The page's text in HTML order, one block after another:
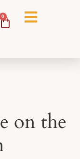
0
on the